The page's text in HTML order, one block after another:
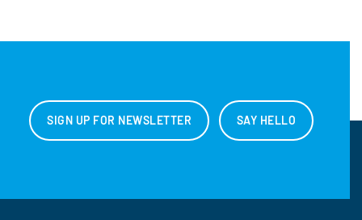
SIGN UP FOR NEWSLETTER SAY HELLO